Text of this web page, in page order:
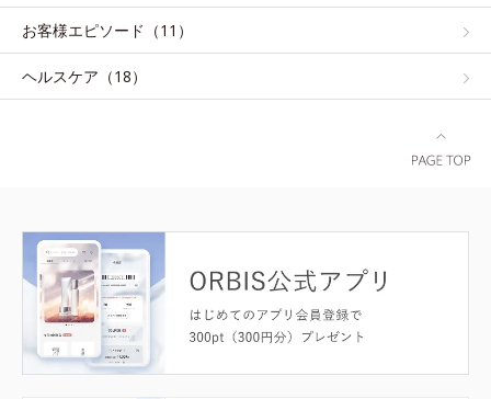
お客様エピソード（11）
ヘルスケア（18）